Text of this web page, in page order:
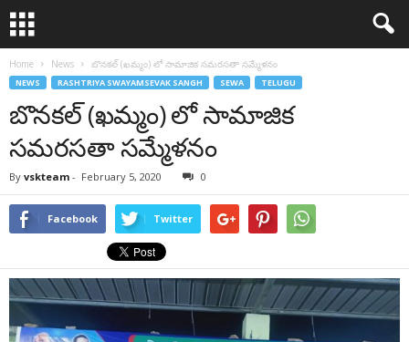
Home News బొనకల్ (ఖమ్మం) లో సామాజిక సమరసతా సమ్మేళనం
NEWS RASHTRIYA SWAYAMSEVAK SANGH SEWA TELUGU
బొనకల్ (ఖమ్మం) లో సామాజిక
సమరసతా సమ్మేళనం
By vskteam - February 5, 2020 0
Facebook Twitter